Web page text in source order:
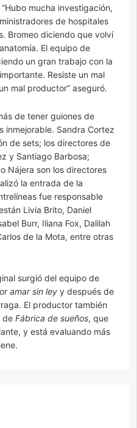
mucha investigación,
de hospitales
Bromeo diciendo que volví
El equipo de
un gran trabajo con la
Resiste un mal
mal productor” aseguró.
de tener guiones de
inmejorable. Sandra Cortez
de sets; los directores de
y Santiago Barbosa;
Nájera son los directores
la entrada de la
fue responsable
Livia Brito, Daniel
Burr, Iliana Fox, Dalilah
de la Mota, entre otras
surgió del equipo de
amar sin ley y después de
El productor también
de Fábrica de sueños, que
y está evaluando más